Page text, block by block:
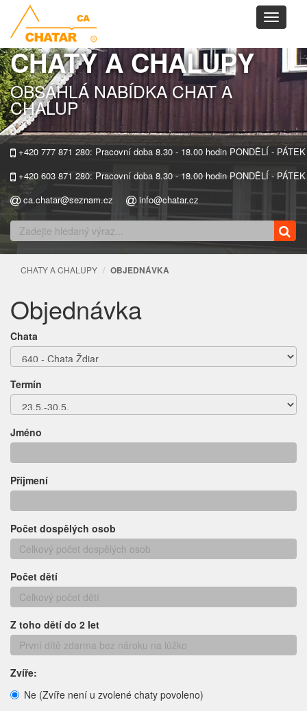
Toggle
CHATY A CHALUPY
OBSÁHLÁ NABÍDKA CHAT A
CHALUP
+420 777 871 280: Pracovní doba 8.30 - 18.00 hodin PONDĚLÍ - PÁTEK
+420 603 871 280: Pracovní doba 8.30 - 18.00 hodin PONDĚLÍ - PÁTEK
ca.chatar@seznam.cz
info@chatar.cz
CHATY A CHALUPY OBJEDNÁVKA
Objednávka
Chata
Termín
Jméno
Příjmení
Počet dospělých osob
Počet dětí
Z toho dětí do 2 let
Zvíře:
Ne (Zvíře není u zvolené chaty povoleno)